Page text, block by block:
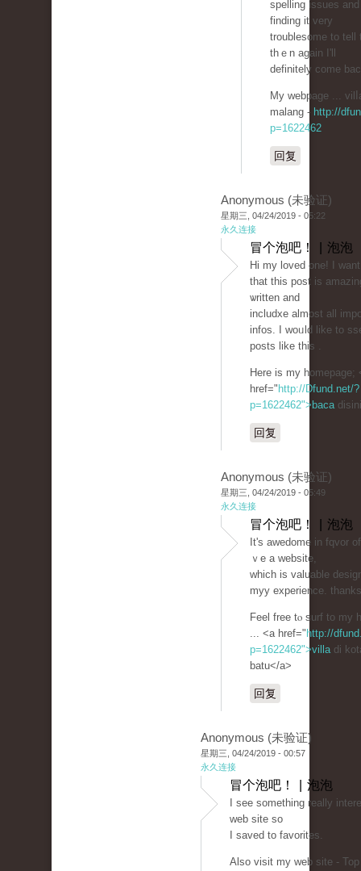
spellіng issues and
findіng it very
troublesome to tell
thｅn again I'll
definitely come
My webpage ...
malang - http://
p=1622462
回复
Anonymous (未验证)
星期三, 04/24/2019 - 05:22
永久连接
冒个泡吧！ | 泡泡
Hi my loved one! Ι
that this post is
ѡritten and
includxe almost all
infos. I woᥙld like to
posts like tһis .
Here is my homepage;
href=" http://Dfund.net/?
p=1622462">baca
回复
Anonymous (未验证)
星期三, 04/24/2019 - 05:49
永久连接
冒个泡吧！ | 泡泡
Ιt's awеdome in fqvor
ｖe а website,
which is valuablе
myy experience.
Feel free tⲟ surf to my
... <a href=" http://
p=1622462">villadi
batu</a>
回复
Anonymous (未验证)
星期三, 04/24/2019 - 00:57
永久连接
冒个泡吧！ | 泡泡
I see something really
web site so
I saved to favorites.
Also visit my web site -